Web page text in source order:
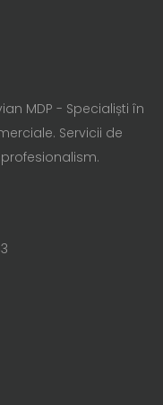
MDP - Specialiști în
Servicii de